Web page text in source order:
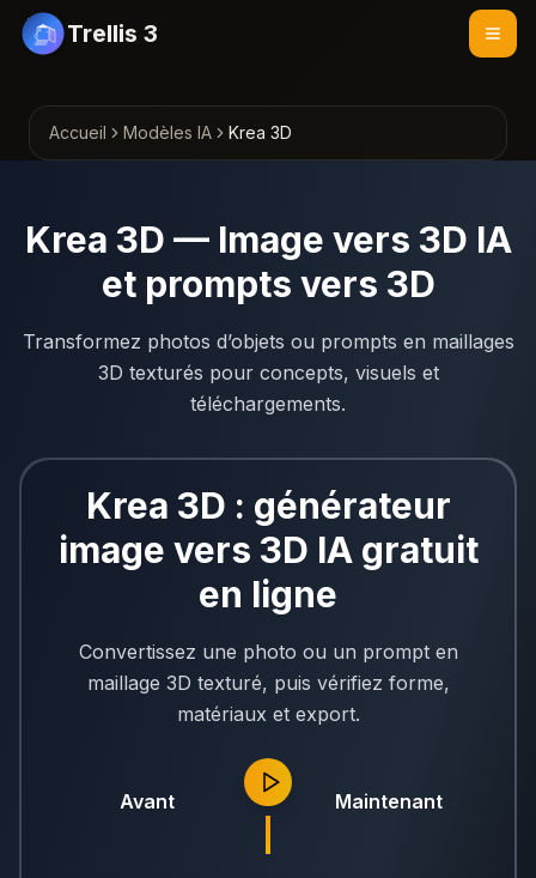
Trellis 3
Accueil Modèles IA Krea 3D
Krea 3D — Image vers 3D IA
et prompts vers 3D
Transformez photos d’objets ou prompts en maillages
3D texturés pour concepts, visuels et
téléchargements.
Krea 3D : générateur
image vers 3D IA gratuit
en ligne
Convertissez une photo ou un prompt en
maillage 3D texturé, puis vérifiez forme,
matériaux et export.
Avant Maintenant